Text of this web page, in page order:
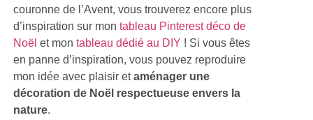
couronne de l’Avent, vous trouverez encore plus
d’inspiration sur montableau Pinterest déco de
Noël et montableau dédié au DIY ! Si vous êtes
en panne d’inspiration, vous pouvez reproduire
mon idée avec plaisir etaménager une
décoration de Noël respectueuse envers la
nature.